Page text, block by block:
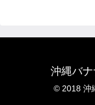
沖縄バ
© 2018 沖